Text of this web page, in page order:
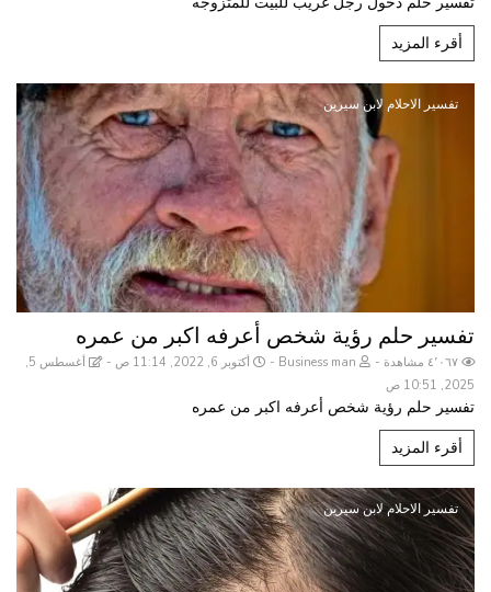
أقرء المزيد
تفسير الاحلام لابن سيرين
تفسير حلم رؤية شخص أعرفه اكبر من عمره
أكتوبر 6, 2022, 11:14 ص
أغسطس 5,
2025, 10:51 ص
تفسير حلم رؤية شخص أعرفه اكبر من عمره
أقرء المزيد
تفسير الاحلام لابن سيرين